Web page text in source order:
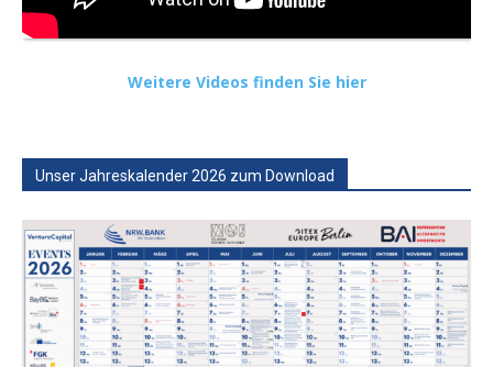
Weitere Videos finden Sie hier
Unser Jahreskalender 2026 zum Download